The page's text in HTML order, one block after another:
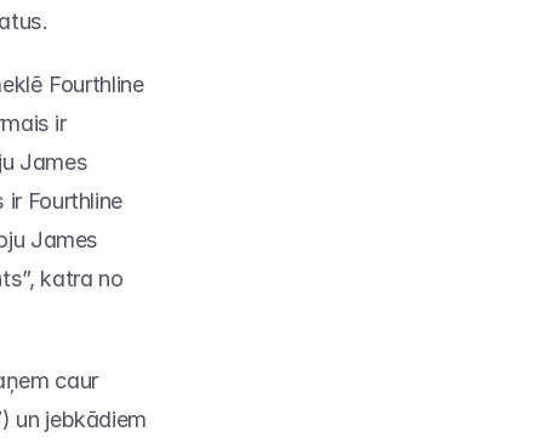
Fourthline
ir
James
Fourthline
James
katra no
caur
un jebkādiem